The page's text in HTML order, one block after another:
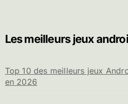
r
e
r
Les meilleurs jeux
Top 10 des meilleurs jeux
en 2026